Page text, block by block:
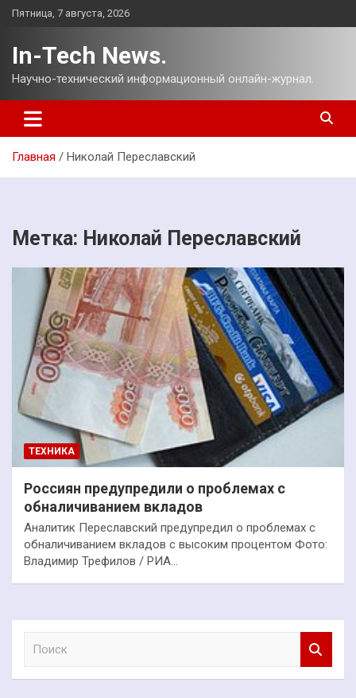
Перейти
Пятница, 7 августа, 2026
In-Tech News.
Научно-технический информационный онлайн-журнал.
Главная Николай Переславский
Метка: Николай Переславский
ТЕХНИКА
Россиян предупредили о проблемах с
обналичиванием вкладов
Аналитик Переславский предупредил о проблемах с
обналичиванием вкладов с высоким процентом Фото:
Владимир Трефилов / РИА…